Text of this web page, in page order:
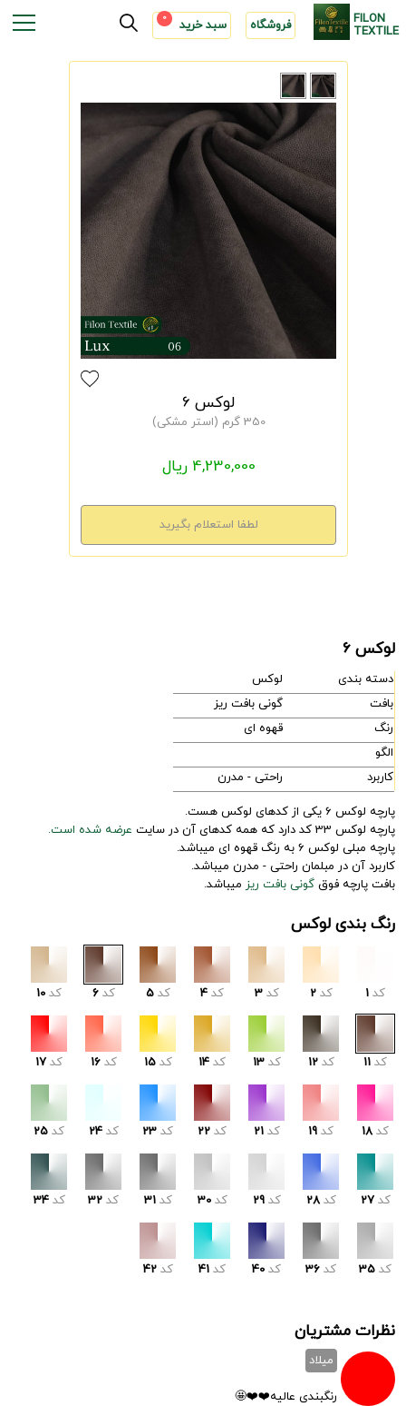
FILON
TEXTILE فروشگاه سبد خرید 0
لوکس 6
350 گرم (استر مشکی)
4,230,000 ریال
لوکس 6
دسته بندی
لوکس
بافت
گونی بافت ریز
رنگ
قهوه ای
الگو
کاربرد
راحتی - مدرن
پارچه لوکس 6 یکی از کدهای لوکس هست.
پارچه لوکس 33 کد دارد که همه کدهای آن در سایت
عرضه شده است.
پارچه مبلی لوکس 6 به رنگ قهوه ای میباشد.
کاربرد آن در مبلمان راحتی - مدرن میباشد.
بافت پارچه فوق گونی بافت ریز میباشد.
رنگ بندی لوکس
کد 1 کد 2 کد 3 کد 4 کد 5 کد 6 کد 10
کد 11 کد 12 کد 13 کد 14 کد 15 کد 16 کد 17
کد 18 کد 19 کد 21 کد 22 کد 23 کد 24 کد 25
کد 27 کد 28 کد 29 کد 30 کد 31 کد 32 کد 34
کد 35 کد 36 کد 40 کد 41 کد 42
نظرات مشتریان
میلاد
رنگبندی عالیه❤️❤️🤩